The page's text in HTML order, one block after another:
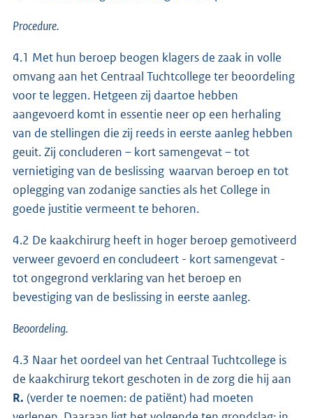
Procedure.
4.1 Met hun beroep beogen klagers de zaak in volle
omvang aan het Centraal Tuchtcollege ter beoordeling
voor te leggen. Hetgeen zij daartoe hebben
aangevoerd komt in essentie neer op een herhaling
van de stellingen die zij reeds in eerste aanleg hebben
geuit. Zij concluderen – kort samengevat – tot
vernietiging van de beslissing waarvan beroep en tot
oplegging van zodanige sancties als het College in
goede justitie vermeent te behoren.
4.2 De kaakchirurg heeft in hoger beroep gemotiveerd
verweer gevoerd en concludeert - kort samengevat -
tot ongegrond verklaring van het beroep en
bevestiging van de beslissing in eerste aanleg.
Beoordeling.
4.3 Naar het oordeel van het Centraal Tuchtcollege is
de kaakchirurg tekort geschoten in de zorg die hij aan
R. (verder te noemen: de patiënt) had moeten